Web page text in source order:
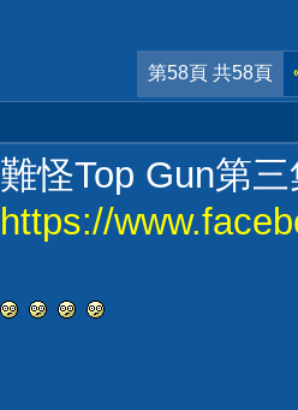
第58頁 共58頁
難怪Top Gun第
https://